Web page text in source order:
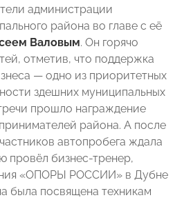
администрации
района во главе с её
Валовым. Он горячо
отметив, что поддержка
— одно из приоритетных
здешних муниципальных
прошло награждение
района. А после
автопробега ждала
провёл бизнес-тренер,
«ОПОРЫ РОССИИ» в Дубне
была посвящена техникам